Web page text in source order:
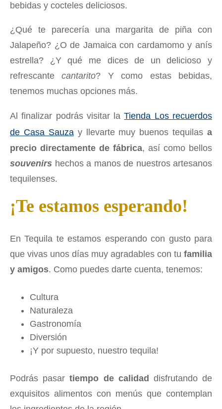
bebidas y cocteles deliciosos.
¿Qué te parecería una margarita de piña con
Jalapeño? ¿O de Jamaica con cardamomo y anís
estrella? ¿Y qué me dices de un delicioso y
refrescantecantarito? Y como estas bebidas,
tenemos muchas opciones más.
Al finalizar podrás visitar laTienda Los recuerdos
de Casa Sauza y llevarte muy buenos tequilas a
precio directamente de fábrica, así como bellos
souvenirs hechos a manos de nuestros artesanos
tequilenses.
¡Te estamos esperando!
En Tequila te estamos esperando con gusto para
que vivas unos días muy agradables con tu familia
y amigos. Como puedes darte cuenta, tenemos:
Cultura
Naturaleza
Gastronomía
Diversión
¡Y por supuesto, nuestro tequila!
Podrás pasartiempo de calidad disfrutando de
exquisitos alimentos con menús que contemplan